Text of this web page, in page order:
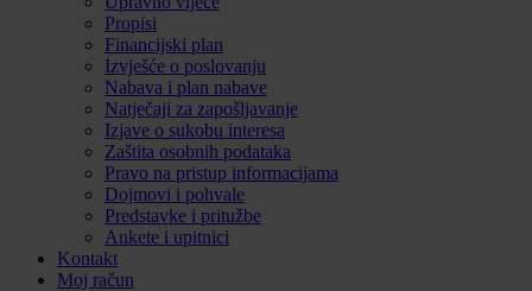
Propisi
Financijski plan
Izvješće o poslovanju
Nabava i plan nabave
Natječaji za zapošljavanje
Izjave o sukobu interesa
Zaštita osobnih podataka
Pravo na pristup informacijama
Dojmovi i pohvale
Predstavke i pritužbe
Ankete i upitnici
Kontakt
Moj račun